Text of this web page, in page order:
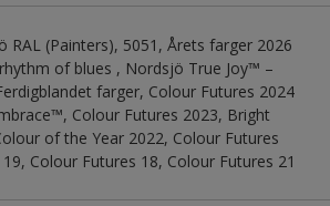
RAL (Painters), 5051, Årets farger 2026
of blues , Nordsjö True Joy™ –
farger, Colour Futures 2024
Colour Futures 2023, Bright
of the Year 2022, Colour Futures
Colour Futures 18, Colour Futures 21